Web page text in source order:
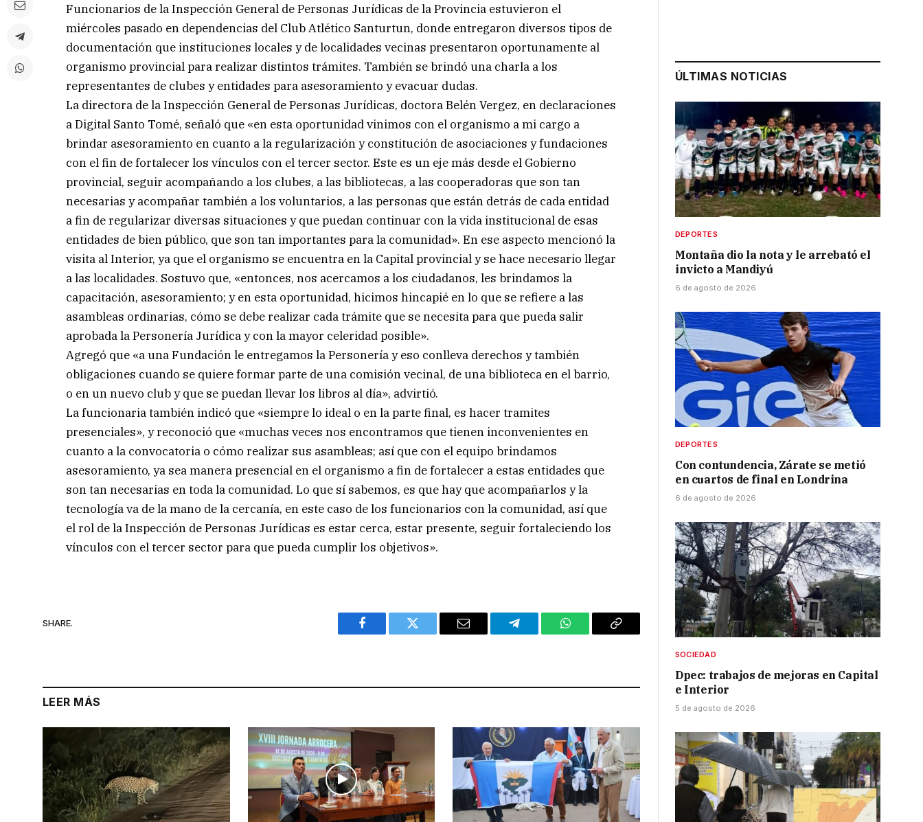
Funcionarios de la Inspección General de Personas Jurídicas de la Provincia estuvieron el
miércoles pasado en dependencias del Club Atlético Santurtun, donde entregaron diversos tipos de
documentación que instituciones locales y de localidades vecinas presentaron oportunamente al
organismo provincial para realizar distintos trámites. También se brindó una charla a los
representantes de clubes y entidades para asesoramiento y evacuar dudas.
La directora de la Inspección General de Personas Jurídicas, doctora Belén Vergez, en declaraciones
a Digital Santo Tomé, señaló que «en esta oportunidad vinimos con el organismo a mi cargo a
brindar asesoramiento en cuanto a la regularización y constitución de asociaciones y fundaciones
con el fin de fortalecer los vínculos con el tercer sector. Este es un eje más desde el Gobierno
provincial, seguir acompañando a los clubes, a las bibliotecas, a las cooperadoras que son tan
necesarias y acompañar también a los voluntarios, a las personas que están detrás de cada entidad
a fin de regularizar diversas situaciones y que puedan continuar con la vida institucional de esas
entidades de bien público, que son tan importantes para la comunidad». En ese aspecto mencionó la
visita al Interior, ya que el organismo se encuentra en la Capital provincial y se hace necesario llegar
a las localidades. Sostuvo que, «entonces, nos acercamos a los ciudadanos, les brindamos la
capacitación, asesoramiento; y en esta oportunidad, hicimos hincapié en lo que se refiere a las
asambleas ordinarias, cómo se debe realizar cada trámite que se necesita para que pueda salir
aprobada la Personería Jurídica y con la mayor celeridad posible».
Agregó que «a una Fundación le entregamos la Personería y eso conlleva derechos y también
obligaciones cuando se quiere formar parte de una comisión vecinal, de una biblioteca en el barrio,
o en un nuevo club y que se puedan llevar los libros al día», advirtió.
La funcionaria también indicó que «siempre lo ideal o en la parte final, es hacer tramites
presenciales», y reconoció que «muchas veces nos encontramos que tienen inconvenientes en
cuanto a la convocatoria o cómo realizar sus asambleas; así que con el equipo brindamos
asesoramiento, ya sea manera presencial en el organismo a fin de fortalecer a estas entidades que
son tan necesarias en toda la comunidad. Lo que sí sabemos, es que hay que acompañarlos y la
tecnología va de la mano de la cercanía, en este caso de los funcionarios con la comunidad, así que
el rol de la Inspección de Personas Jurídicas es estar cerca, estar presente, seguir fortaleciendo los
vínculos con el tercer sector para que pueda cumplir los objetivos».
SHARE.
Facebook Twitter Email Telegram WhatsAppCopy
LEER MÁS
ÚLTIMAS NOTICIAS
DEPORTES
Montaña dio la nota y le arrebató el
invicto a Mandiyú
6 de agosto de 2026
DEPORTES
Con contundencia, Zárate se metió
en cuartos de final en Londrina
6 de agosto de 2026
SOCIEDAD
Dpec: trabajos de mejoras en Capital
e Interior
5 de agosto de 2026